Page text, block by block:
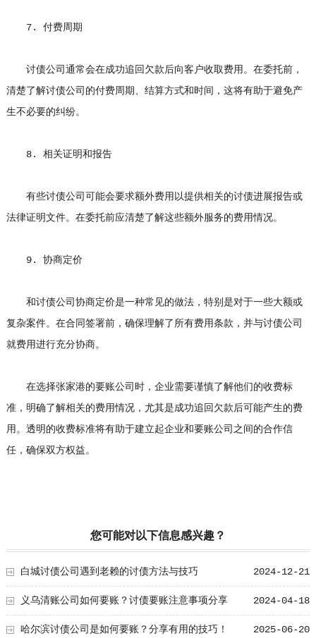
7. 付费周期
讨债公司通常会在成功追回欠款后向客户收取费用。在委托前，
清楚了解讨债公司的付费周期、结算方式和时间，这将有助于避免产
生不必要的纠纷。
8. 相关证明和报告
有些讨债公司可能会要求额外费用以提供相关的讨债进展报告或
法律证明文件。在委托前应清楚了解这些额外服务的费用情况。
9. 协商定价
和讨债公司协商定价是一种常见的做法，特别是对于一些大额或
复杂案件。在合同签署前，确保理解了所有费用条款，并与讨债公司
就费用进行充分协商。
在选择张家港的要账公司时，企业需要谨慎了解他们的收费标
准，明确了解相关的费用情况，尤其是成功追回欠款后可能产生的费
用。透明的收费标准将有助于建立起企业和要账公司之间的合作信
任，确保双方权益。
您可能对以下信息感兴趣？
2024-12-21
白城讨债公司遇到老赖的讨债方法与技巧
2024-04-18
义乌清账公司如何要账？讨债要账注意事项分享
2025-06-20
哈尔滨讨债公司是如何要账？分享有用的技巧！